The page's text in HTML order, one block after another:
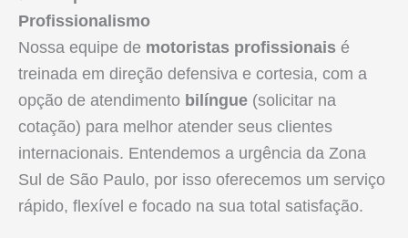
Profissionalismo
Nossa equipe de motoristas profissionais é
treinada em direção defensiva e cortesia, com a
opção de atendimento bilíngue (solicitar na
cotação) para melhor atender seus clientes
internacionais. Entendemos a urgência da Zona
Sul de São Paulo, por isso oferecemos um serviço
rápido, flexível e focado na sua total satisfação.